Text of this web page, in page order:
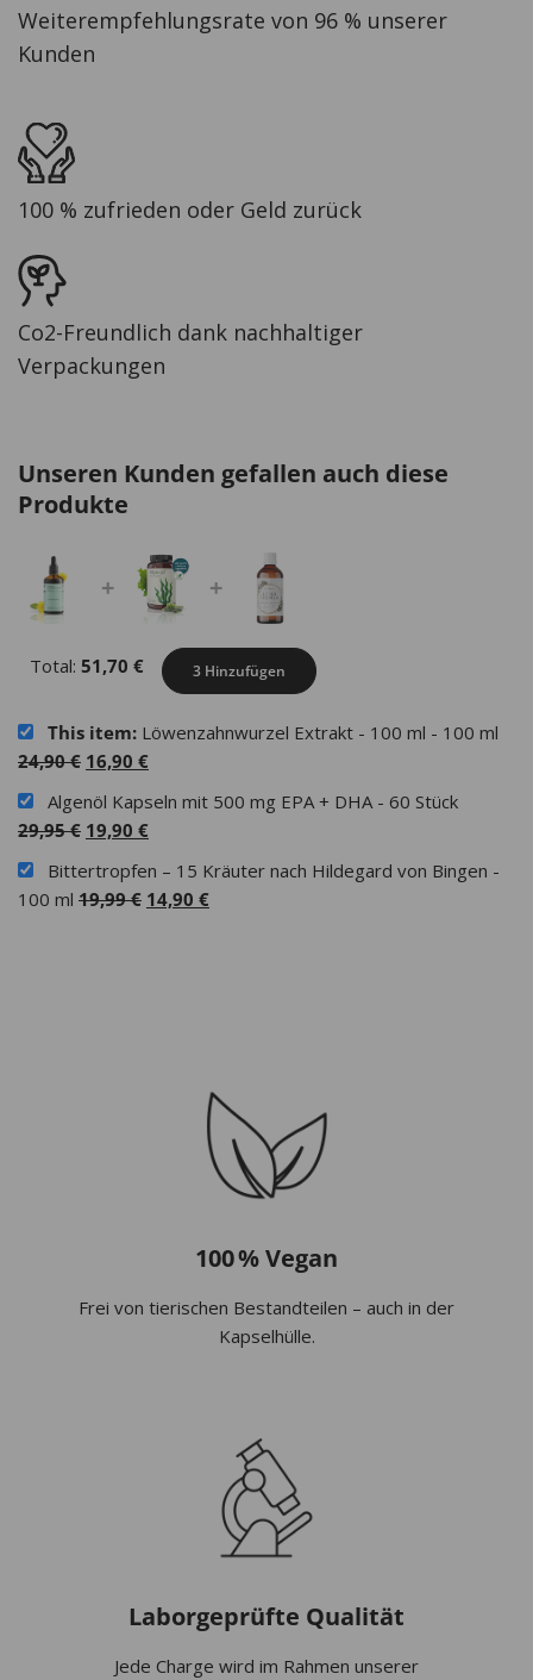
Weiterempfehlungsrate von 96 % unserer
Kunden
100 % zufrieden oder Geld zurück
Co2-Freundlich dank nachhaltiger
Verpackungen
Unseren Kunden gefallen auch diese
Produkte
+ +
Total: 51,70 € 3 Hinzufügen
This item: Löwenzahnwurzel Extrakt - 100 ml - 100 ml
24,90€ Ursprünglicher
24,90 €
16,90 €
16,90 €.
Algenöl Kapseln mit 500 mg EPA + DHA - 60 Stück
29,95€ Ursprünglicher
war:
29,95 €
19,90 €
19,90 €.
Bittertropfen – 15 Kräuter nach Hildegard von Bingen -
100 ml 19,99€ Ursprünglicher
14,90 €
100 % Vegan
Frei von tierischen Bestandteilen – auch in der
Kapselhülle.
Laborgeprüfte Qualität
Jede Charge wird im Rahmen unserer